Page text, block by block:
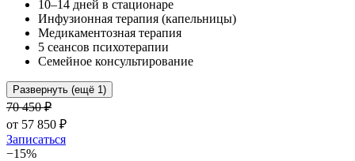
10–14 дней в стационаре
Инфузионная терапия (капельницы)
Медикаментозная терапия
5 сеансов психотерапии
Семейное консультирование
Развернуть (ещё 1)
70 450₽
от 57 850 ₽
Записаться
−15%